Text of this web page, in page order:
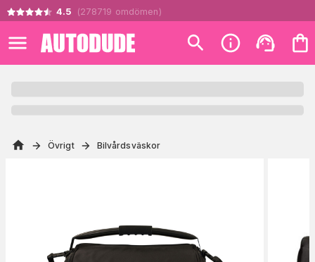
4.5 (278719 omdömen )
Övrigt Bilvårdsväskor